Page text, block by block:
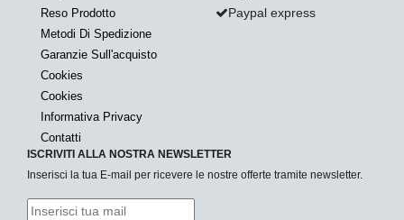
Reso Prodotto
Metodi Di Spedizione
Garanzie Sull'acquisto
Cookies
Cookies
Informativa Privacy
Contatti
Paypal express
ISCRIVITI ALLA NOSTRA NEWSLETTER
Inserisci la tua E-mail per ricevere le nostre offerte tramite newsletter.